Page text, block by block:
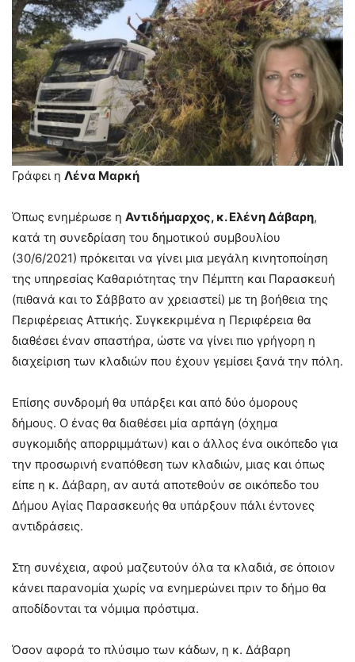
Γράφει η Λένα Μαρκή
Όπως ενημέρωσε η Αντιδήμαρχος, κ. Ελένη Δάβαρη,
κατά τη συνεδρίαση του δημοτικού συμβουλίου
(30/6/2021) πρόκειται να γίνει μια μεγάλη κινητοποίηση
της υπηρεσίας Καθαριότητας την Πέμπτη και Παρασκευή
(πιθανά και το Σάββατο αν χρειαστεί) με τη βοήθεια της
Περιφέρειας Αττικής. Συγκεκριμένα η Περιφέρεια θα
διαθέσει έναν σπαστήρα, ώστε να γίνει πιο γρήγορη η
διαχείριση των κλαδιών που έχουν γεμίσει ξανά την πόλη.
Επίσης συνδρομή θα υπάρξει και από δύο όμορους
δήμους. Ο ένας θα διαθέσει μία αρπάγη (όχημα
συγκομιδής απορριμμάτων) και ο άλλος ένα οικόπεδο για
την προσωρινή εναπόθεση των κλαδιών, μιας και όπως
είπε η κ. Δάβαρη, αν αυτά αποτεθούν σε οικόπεδο του
Δήμου Αγίας Παρασκευής θα υπάρξουν πάλι έντονες
αντιδράσεις.
Στη συνέχεια, αφού μαζευτούν όλα τα κλαδιά, σε όποιον
κάνει παρανομία χωρίς να ενημερώνει πριν το δήμο θα
αποδίδονται τα νόμιμα πρόστιμα.
Όσον αφορά το πλύσιμο των κάδων, η κ. Δάβαρη